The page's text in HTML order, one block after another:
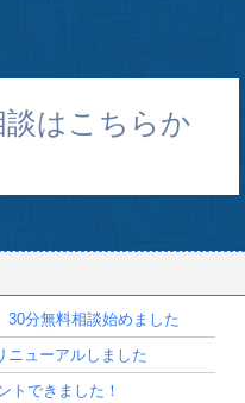
はこちらか
分無料相談始めました
ニューアルしました
トできました！